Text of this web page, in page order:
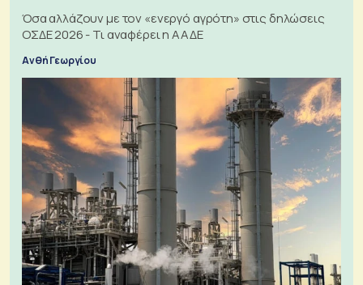
Όσα αλλάζουν με τον «ενεργό αγρότη» στις δηλώσεις
ΟΣΔΕ 2026 - Τι αναφέρει η ΑΑΔΕ
Ανθή Γεωργίου